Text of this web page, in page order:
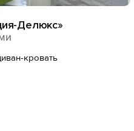
Делюкс»
кровать